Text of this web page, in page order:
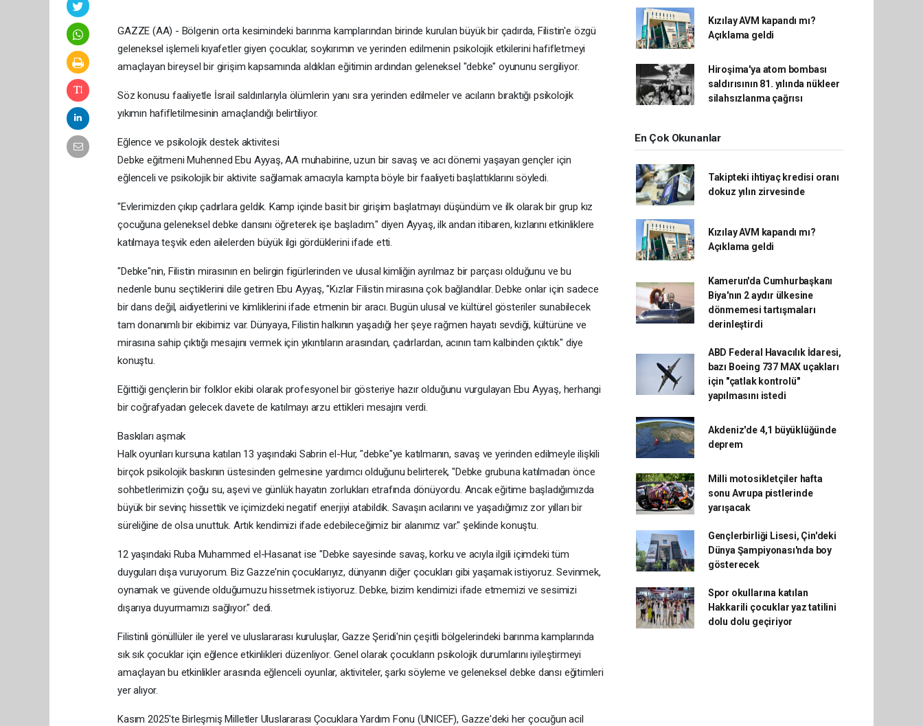
GAZZE (AA) - Bölgenin orta kesimindeki barınma kamplarından birinde kurulan büyük bir çadırda, Filistin'e özgü
geleneksel işlemeli kıyafetler giyen çocuklar, soykırımın ve yerinden edilmenin psikolojik etkilerini hafifletmeyi
amaçlayan bireysel bir girişim kapsamında aldıkları eğitimin ardından geleneksel "debke" oyununu sergiliyor.
Söz konusu faaliyetle İsrail saldırılarıyla ölümlerin yanı sıra yerinden edilmeler ve acıların bıraktığı psikolojik
yıkımın hafifletilmesinin amaçlandığı belirtiliyor.
Eğlence ve psikolojik destek aktivitesi
Debke eğitmeni Muhenned Ebu Ayyaş, AA muhabirine, uzun bir savaş ve acı dönemi yaşayan gençler için
eğlenceli ve psikolojik bir aktivite sağlamak amacıyla kampta böyle bir faaliyeti başlattıklarını söyledi.
"Evlerimizden çıkıp çadırlara geldik. Kamp içinde basit bir girişim başlatmayı düşündüm ve ilk olarak bir grup kız
çocuğuna geleneksel debke dansını öğreterek işe başladım." diyen Ayyaş, ilk andan itibaren, kızlarını etkinliklere
katılmaya teşvik eden ailelerden büyük ilgi gördüklerini ifade etti.
"Debke"nin, Filistin mirasının en belirgin figürlerinden ve ulusal kimliğin ayrılmaz bir parçası olduğunu ve bu
nedenle bunu seçtiklerini dile getiren Ebu Ayyaş, "Kızlar Filistin mirasına çok bağlandılar. Debke onlar için sadece
bir dans değil, aidiyetlerini ve kimliklerini ifade etmenin bir aracı. Bugün ulusal ve kültürel gösteriler sunabilecek
tam donanımlı bir ekibimiz var. Dünyaya, Filistin halkının yaşadığı her şeye rağmen hayatı sevdiği, kültürüne ve
mirasına sahip çıktığı mesajını vermek için yıkıntıların arasından, çadırlardan, acının tam kalbinden çıktık." diye
konuştu.
Eğittiği gençlerin bir folklor ekibi olarak profesyonel bir gösteriye hazır olduğunu vurgulayan Ebu Ayyaş, herhangi
bir coğrafyadan gelecek davete de katılmayı arzu ettikleri mesajını verdi.
Baskıları aşmak
Halk oyunları kursuna katılan 13 yaşındaki Sabrin el-Hur, "debke"ye katılmanın, savaş ve yerinden edilmeyle ilişkili
birçok psikolojik baskının üstesinden gelmesine yardımcı olduğunu belirterek, "Debke grubuna katılmadan önce
sohbetlerimizin çoğu su, aşevi ve günlük hayatın zorlukları etrafında dönüyordu. Ancak eğitime başladığımızda
büyük bir sevinç hissettik ve içimizdeki negatif enerjiyi atabildik. Savaşın acılarını ve yaşadığımız zor yılları bir
süreliğine de olsa unuttuk. Artık kendimizi ifade edebileceğimiz bir alanımız var." şeklinde konuştu.
12 yaşındaki Ruba Muhammed el-Hasanat ise "Debke sayesinde savaş, korku ve acıyla ilgili içimdeki tüm
duyguları dışa vuruyorum. Biz Gazze'nin çocuklarıyız, dünyanın diğer çocukları gibi yaşamak istiyoruz. Sevinmek,
oynamak ve güvende olduğumuzu hissetmek istiyoruz. Debke, bizim kendimizi ifade etmemizi ve sesimizi
dışarıya duyurmamızı sağlıyor." dedi.
Filistinli gönüllüler ile yerel ve uluslararası kuruluşlar, Gazze Şeridi'nin çeşitli bölgelerindeki barınma kamplarında
sık sık çocuklar için eğlence etkinlikleri düzenliyor. Genel olarak çocukların psikolojik durumlarını iyileştirmeyi
amaçlayan bu etkinlikler arasında eğlenceli oyunlar, aktiviteler, şarkı söyleme ve geleneksel debke dansı eğitimleri
yer alıyor.
Kasım 2025'te Birleşmiş Milletler Uluslararası Çocuklara Yardım Fonu (UNICEF), Gazze'deki her çocuğun acil
Kızılay AVM kapandı mı?
Açıklama geldi
Hiroşima'ya atom bombası
saldırısının 81. yılında nükleer
silahsızlanma çağrısı
En Çok Okunanlar
Takipteki ihtiyaç kredisi oranı
dokuz yılın zirvesinde
Kızılay AVM kapandı mı?
Açıklama geldi
Kamerun'da Cumhurbaşkanı
Biya'nın 2 aydır ülkesine
dönmemesi tartışmaları
derinleştirdi
ABD Federal Havacılık İdaresi,
bazı Boeing 737 MAX uçakları
için "çatlak kontrolü"
yapılmasını istedi
Akdeniz'de 4,1 büyüklüğünde
deprem
Milli motosikletçiler hafta
sonu Avrupa pistlerinde
yarışacak
Gençlerbirliği Lisesi, Çin'deki
Dünya Şampiyonası'nda boy
gösterecek
Spor okullarına katılan
Hakkarili çocuklar yaz tatilini
dolu dolu geçiriyor